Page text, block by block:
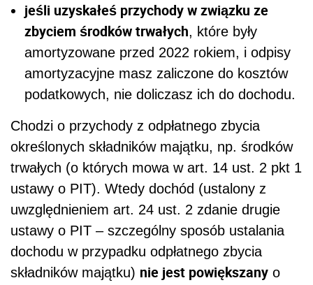
jeśli uzyskałeś przychody w związku ze
zbyciem środków trwałych, które były
amortyzowane przed 2022 rokiem, i odpisy
amortyzacyjne masz zaliczone do kosztów
podatkowych, nie doliczasz ich do dochodu.
Chodzi o przychody z odpłatnego zbycia
określonych składników majątku, np. środków
trwałych (o których mowa w art. 14 ust. 2 pkt 1
ustawy o PIT). Wtedy dochód (ustalony z
uwzględnieniem art. 24 ust. 2 zdanie drugie
ustawy o PIT – szczególny sposób ustalania
dochodu w przypadku odpłatnego zbycia
składników majątku) nie jest powiększany o